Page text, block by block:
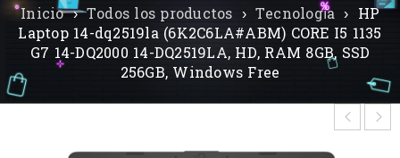
Inicio › Todos los productos › Tecnología › HP
Laptop 14-dq2519la (6K2C6LA#ABM) CORE I5 1135
G7 14-DQ2000 14-DQ2519LA, HD, RAM 8GB, SSD
256GB, Windows Free